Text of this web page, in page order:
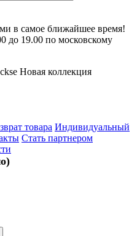
в самое ближайшее время!
до 19.00 по московскому
Новая коллекция
товара Индивидуальный
Стать партнером